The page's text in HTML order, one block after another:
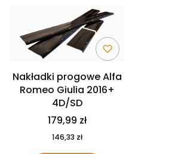
Nakładki progowe Alfa
Romeo Giulia 2016+
4D/SD
179,99 zł
146,33 zł